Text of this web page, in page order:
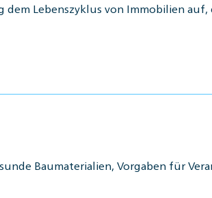
Lebenszyklus von Immobilien
Baumaterialien, Vorgaben für